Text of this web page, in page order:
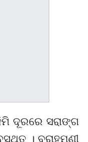
ଦୂରରେ ସରାଙ୍ଗ
। ବ୍ରାହ୍ମଣୀ